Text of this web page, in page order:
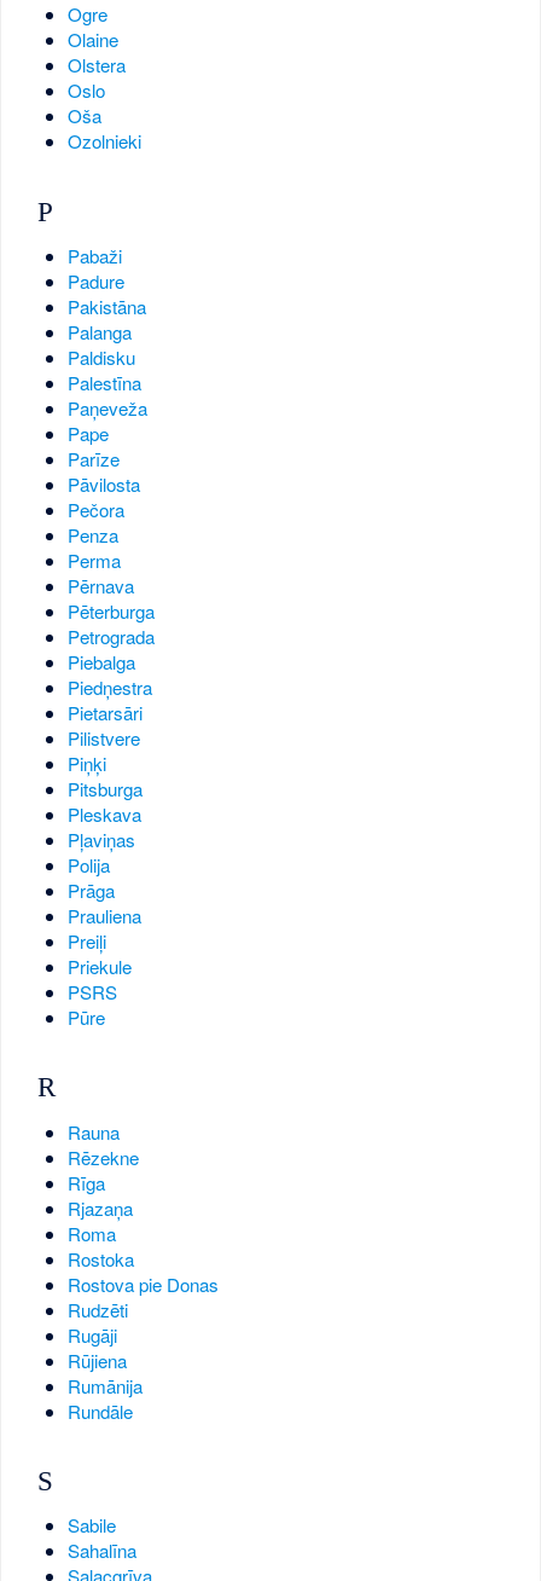
Ogre
Olaine
Olstera
Oslo
Oša
Ozolnieki
P
Pabaži
Padure
Pakistāna
Palanga
Paldisku
Palestīna
Paņeveža
Pape
Parīze
Pāvilosta
Pečora
Penza
Perma
Pērnava
Pēterburga
Petrograda
Piebalga
Piedņestra
Pietarsāri
Pilistvere
Piņķi
Pitsburga
Pleskava
Pļaviņas
Polija
Prāga
Prauliena
Preiļi
Priekule
PSRS
Pūre
R
Rauna
Rēzekne
Rīga
Rjazaņa
Roma
Rostoka
Rostova pie Donas
Rudzēti
Rugāji
Rūjiena
Rumānija
Rundāle
S
Sabile
Sahalīna
Salacgrīva